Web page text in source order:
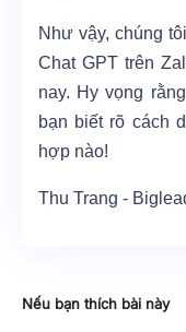
Như vậy, chúng
Chat GPT trên
nay. Hy vọng
bạn biết rõ cách
hợp nào!
Thu Trang -
Nếu bạn thích bài này